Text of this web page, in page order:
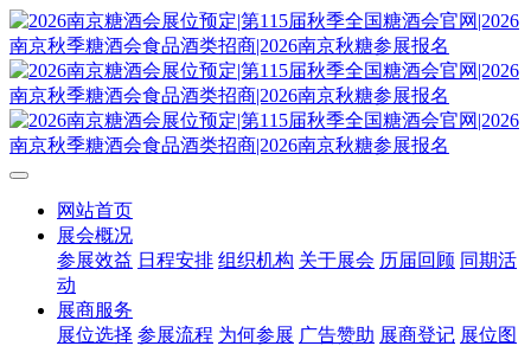
网站首页
展会概况
参展效益 日程安排 组织机构 关于展会 历届回顾 同期活
动
展商服务
展位选择 参展流程 为何参展 广告赞助 展商登记 展位图